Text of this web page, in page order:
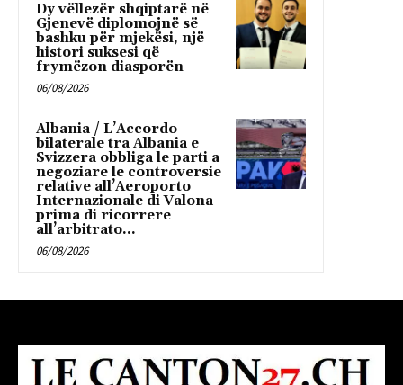
Dy vëllezër shqiptarë në
Gjenevë diplomojnë së
bashku për mjekësi, një
histori suksesi që
frymëzon diasporën
06/08/2026
Albania / L’Accordo
bilaterale tra Albania e
Svizzera obbliga le parti a
negoziare le controversie
relative all’Aeroporto
Internazionale di Valona
prima di ricorrere
all’arbitrato...
06/08/2026